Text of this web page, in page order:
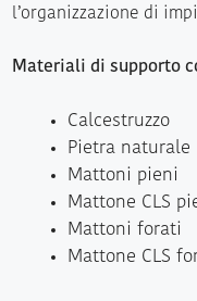
l’organizzazione di
Materiali di supporto
Calcestruzzo
Pietra naturale
Mattoni pieni
Mattone CLS
Mattoni forati
Mattone CLS